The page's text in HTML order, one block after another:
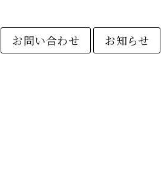
お問い合わせ お知らせ